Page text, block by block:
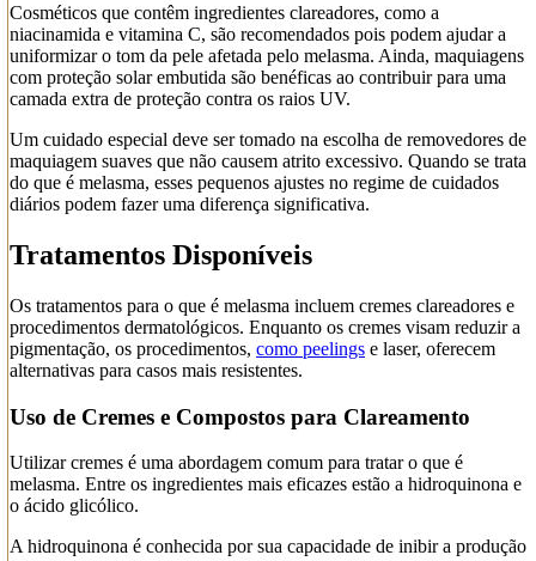
Cosméticos que contêm ingredientes clareadores, como a
niacinamida e vitamina C, são recomendados pois podem ajudar a
uniformizar o tom da pele afetada pelo melasma. Ainda, maquiagens
com proteção solar embutida são benéficas ao contribuir para uma
camada extra de proteção contra os raios UV.
Um cuidado especial deve ser tomado na escolha de removedores de
maquiagem suaves que não causem atrito excessivo. Quando se trata
do que é melasma, esses pequenos ajustes no regime de cuidados
diários podem fazer uma diferença significativa.
Tratamentos Disponíveis
Os tratamentos para o que é melasma incluem cremes clareadores e
procedimentos dermatológicos. Enquanto os cremes visam reduzir a
pigmentação, os procedimentos, como peelings e laser, oferecem
alternativas para casos mais resistentes.
Uso de Cremes e Compostos para Clareamento
Utilizar cremes é uma abordagem comum para tratar o que é
melasma. Entre os ingredientes mais eficazes estão a hidroquinona e
o ácido glicólico.
A hidroquinona é conhecida por sua capacidade de inibir a produção